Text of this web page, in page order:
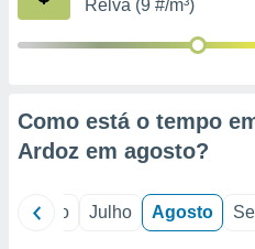
de
Relva (9 #/m³)
Como está o tempo
Ardoz em agosto?
Junho Julho Agosto